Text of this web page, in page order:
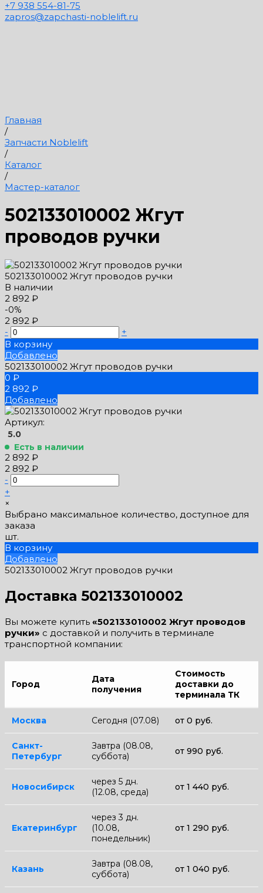
+7 938 554-81-75
zapros@zapchasti-noblelift.ru
Главная
/
Запчасти Noblelift
/
Каталог
/
Мастер-каталог
502133010002 Жгут
проводов ручки
502133010002 Жгут проводов ручки
В наличии
2 892 ₽
-0%
2 892 ₽
-
+
В корзину
Добавлено
502133010002 Жгут проводов ручки
0 ₽
2 892 ₽
Добавлено
Артикул:
5.0
Есть в наличии
2 892 ₽
2 892 ₽
-
+
×
Выбрано максимальное количество, доступное для
заказа
шт.
В корзину
Добавлено
502133010002 Жгут проводов ручки
Доставка 502133010002
Вы можете купить «502133010002 Жгут проводов
ручки» с доставкой и получить в терминале
транспортной компании:
Город
Дата
получения
Стоимость
доставки до
терминала ТК
Москва Сегодня (07.08) от 0 руб.
Санкт-
Петербург
Завтра (08.08,
суббота)
от 990 руб.
Новосибирск
через 5 дн.
(12.08, среда)
от 1 440 руб.
Екатеринбург
через 3 дн.
(10.08,
понедельник)
от 1 290 руб.
Казань
Завтра (08.08,
суббота)
от 1 040 руб.